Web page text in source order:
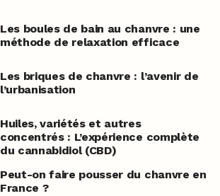
Les boules de bain au chanvre : une
méthode de relaxation efficace
Les briques de chanvre : l’avenir de
l’urbanisation
Huiles, variétés et autres
concentrés : L’expérience complète
du cannabidiol (CBD)
Peut-on faire pousser du chanvre en
France ?